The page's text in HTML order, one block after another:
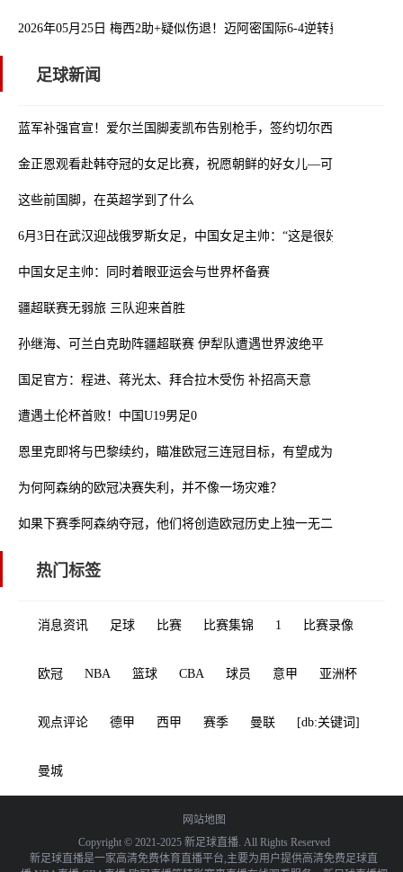
2026年05月25日 梅西2助+疑似伤退！迈阿密国际6-4逆转费城联合 苏
足球新闻
蓝军补强官宣！爱尔兰国脚麦凯布告别枪手，签约切尔西锁定五年约
金正恩观看赴韩夺冠的女足比赛，祝愿朝鲜的好女儿—可靠的女足队
这些前国脚，在英超学到了什么
6月3日在武汉迎战俄罗斯女足，中国女足主帅：“这是很好的挑战!”
中国女足主帅：同时着眼亚运会与世界杯备赛
疆超联赛无弱旅 三队迎来首胜
孙继海、可兰白克助阵疆超联赛 伊犁队遭遇世界波绝平
国足官方：程进、蒋光太、拜合拉木受伤 补招高天意
遭遇土伦杯首败！中国U19男足0
恩里克即将与巴黎续约，瞄准欧冠三连冠目标，有望成为足坛顶薪教
为何阿森纳的欧冠决赛失利，并不像一场灾难？
如果下赛季阿森纳夺冠，他们将创造欧冠历史上独一无二的完美晋级
热门标签
消息资讯 足球 比赛 比赛集锦 1 比赛录像
欧冠 NBA 篮球 CBA 球员 意甲 亚洲杯
观点评论 德甲 西甲 赛季 曼联 [db:关键词]
曼城
网站地图
Copyright © 2021-2025 新足球直播. All Rights Reserved
新足球直播是一家高清免费体育直播平台,主要为用户提供高清免费足球直